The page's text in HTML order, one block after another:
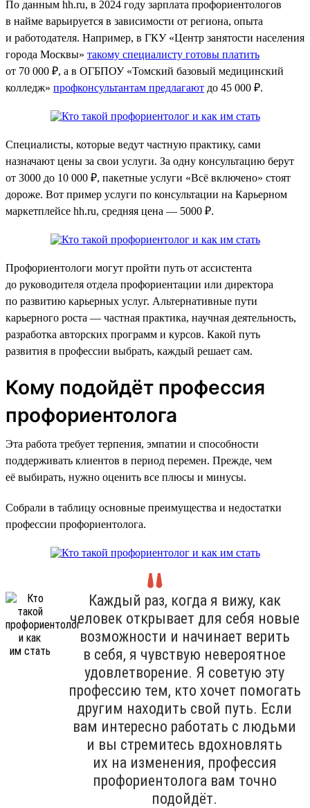
По данным hh.ru, в 2024 году зарплата профориентологов
в найме варьируется в зависимости от региона, опыта
и работодателя. Например, в ГКУ «Центр занятости населения
города Москвы» такому специалисту готовы платить
от 70 000 ₽, а в ОГБПОУ «Томский базовый медицинский
колледж» профконсультантам предлагают до 45 000 ₽.
Специалисты, которые ведут частную практику, сами
назначают цены за свои услуги. За одну консультацию берут
от 3000 до 10 000 ₽, пакетные услуги «Всё включено» стоят
дороже. Вот пример услуги по консультации на Карьерном
маркетплейсе hh.ru, средняя цена — 5000 ₽.
Профориентологи могут пройти путь от ассистента
до руководителя отдела профориентации или директора
по развитию карьерных услуг. Альтернативные пути
карьерного роста — частная практика, научная деятельность,
разработка авторских программ и курсов. Какой путь
развития в профессии выбрать, каждый решает сам.
Кому подойдёт профессия
профориентолога
Эта работа требует терпения, эмпатии и способности
поддерживать клиентов в период перемен. Прежде, чем
её выбирать, нужно оценить все плюсы и минусы.
Собрали в таблицу основные преимущества и недостатки
профессии профориентолога.
Каждый раз, когда я вижу, как
человек открывает для себя новые
возможности и начинает верить
в себя, я чувствую невероятное
удовлетворение. Я советую эту
профессию тем, кто хочет помогать
другим находить свой путь. Если
вам интересно работать с людьми
и вы стремитесь вдохновлять
их на изменения, профессия
профориентолога вам точно
подойдёт.